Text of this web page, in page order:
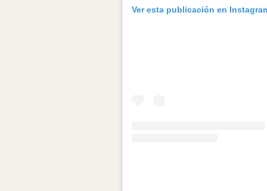
Ver esta publicación en